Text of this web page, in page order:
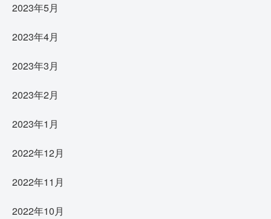
2023年5月
2023年4月
2023年3月
2023年2月
2023年1月
2022年12月
2022年11月
2022年10月